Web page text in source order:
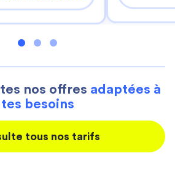
nos offres adaptées à
tes besoins
tous nos tarifs